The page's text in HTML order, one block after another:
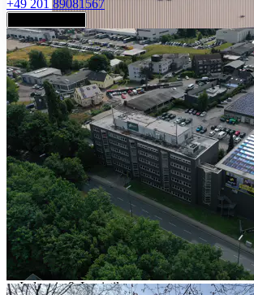
Industrie & Logistik
+49 201 89081567